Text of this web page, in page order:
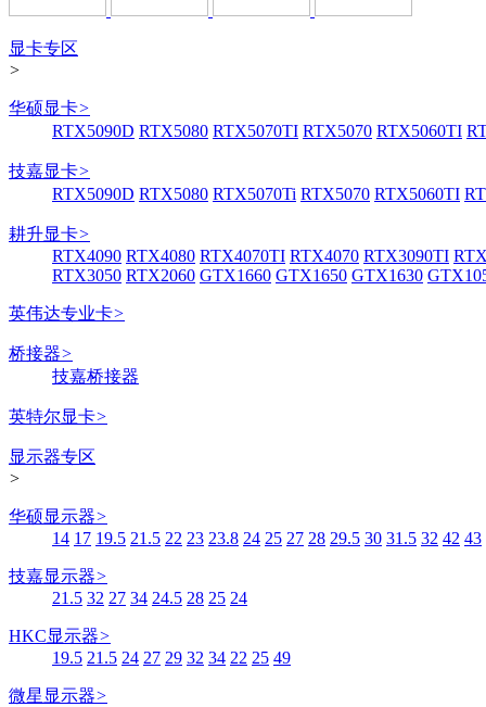
显卡专区
>
华硕显卡>
RTX5090D RTX5080 RTX5070TI RTX5070 RTX5060TI
技嘉显卡>
RTX5090D RTX5080 RTX5070Ti RTX5070 RTX5060TI
耕升显卡>
RTX4090 RTX4080 RTX4070TI RTX4070 RTX3090TI
RTX3050 RTX2060 GTX1660 GTX1650 GTX1630
英伟达专业卡>
桥接器>
技嘉桥接器
英特尔显卡>
显示器专区
>
华硕显示器>
14 17 19.5 21.5 22 23 23.8 24 25 27 28 29.5 30 31.5 32 42 43
技嘉显示器>
21.5 32 27 34 24.5 28 25 24
HKC显示器>
19.5 21.5 24 27 29 32 34 22 25 49
微星显示器>